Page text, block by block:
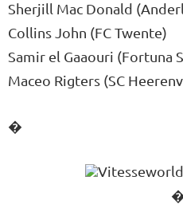
Sherjill Mac Donald
Collins John (FC Twente)
Samir el Gaaouri (Fortuna
Maceo Rigters (SC
�